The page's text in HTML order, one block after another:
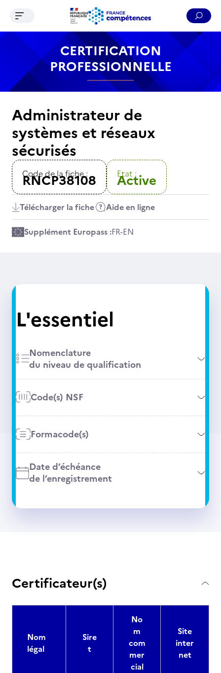
Contenu Recherche Menu Pied de page
Ouvrir le menu de navigation
CERTIFICATION
PROFESSIONNELLE
Administrateur de
systèmes et réseaux
sécurisés
Code de la fiche :
RNCP38108 Etat :
Active
Télécharger la fiche Aide en ligne
Supplément Europass :FR-EN
L'essentiel
Nomenclature
du niveau de qualification
Code(s) NSF
Formacode(s)
Date d’échéance
de l’enregistrement
Certificateur(s)
Nom
légal
Sire
t
No
m
com
mer
cial
Site
inter
net